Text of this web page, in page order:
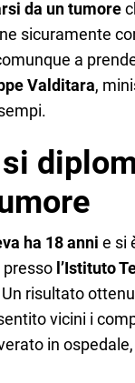
da un tumore
sicuramente
a
Valditara,
ha 18 anni e si
presso l’Istituto
risultato
vicini i
in